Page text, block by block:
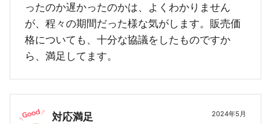
ったのか遅かったのかは、よくわかりません
が、程々の期間だった様な気がします。販売価
格についても、十分な協議をしたものですか
ら、満足してます。
2024年5月
対応満足